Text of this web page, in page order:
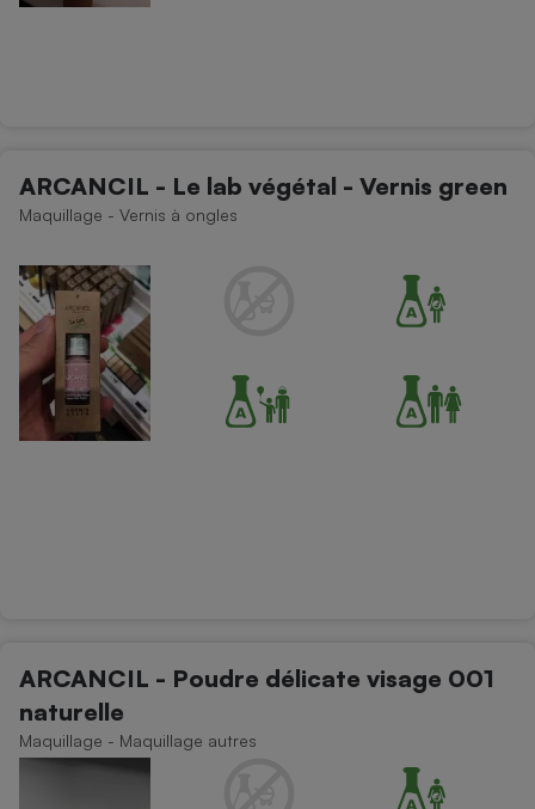
ARCANCIL - Le lab végétal - Vernis green
Maquillage - Vernis à ongles
ARCANCIL - Poudre délicate visage 001
naturelle
Maquillage - Maquillage autres